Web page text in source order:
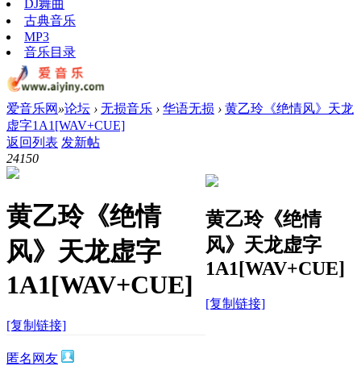
DJ舞曲
古典音乐
MP3
音乐目录
爱音乐网 »论坛 › 无损音乐 › 华语无损 › 黄乙玲《绝情风》天龙
虚字1A1[WAV+CUE]
返回列表 发新帖
24150
黄乙玲《绝情
风》天龙虚字
1A1[WAV+CUE]
[复制链接]
黄乙玲《绝情
风》天龙虚字
1A1[WAV+CUE]
[复制链接]
匿名网友